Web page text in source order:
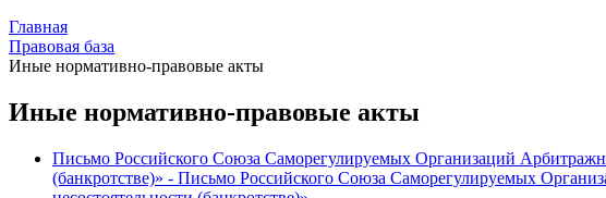
Главная
Правовая база
Иные нормативно-правовые акты
Иные нормативно-правовые акты
Письмо Российского Союза Саморегулируемых Организаций
(банкротстве)» - Письмо Российского Союза Саморегулируемых